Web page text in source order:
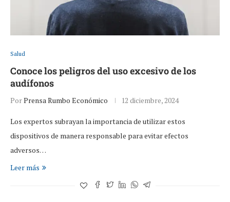
Salud
Conoce los peligros del uso excesivo de los
audífonos
PorPrensa Rumbo Económico 12 diciembre, 2024
Los expertos subrayan la importancia de utilizar estos
dispositivos de manera responsable para evitar efectos
adversos…
Leer más